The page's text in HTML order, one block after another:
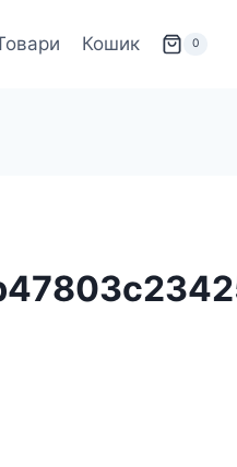
Кошик 0